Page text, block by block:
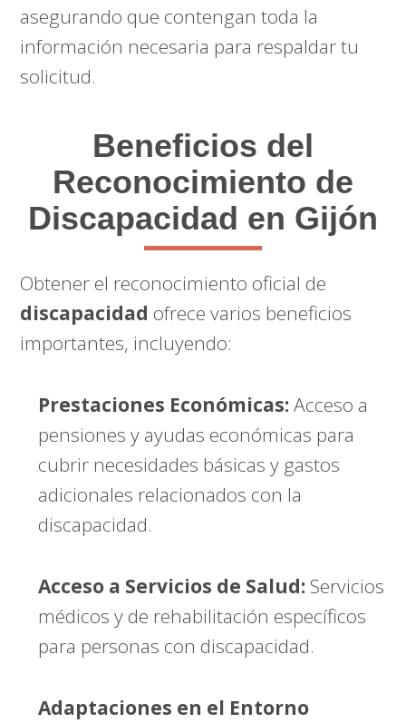
asegurando que contengan toda la
información necesaria para respaldar tu
solicitud.
Beneficios del
Reconocimiento de
Discapacidad en Gijón
Obtener el reconocimiento oficial de
discapacidad ofrece varios beneficios
importantes, incluyendo:
Prestaciones Económicas:Acceso a
pensiones y ayudas económicas para
cubrir necesidades básicas y gastos
adicionales relacionados con la
discapacidad.
Acceso a Servicios de Salud: Servicios
médicos y de rehabilitación específicos
para personas con discapacidad.
Adaptaciones en el Entorno